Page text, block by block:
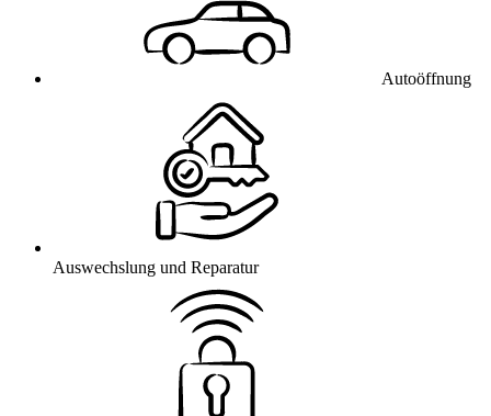
Autoöffnung
Auswechslung und Reparatur